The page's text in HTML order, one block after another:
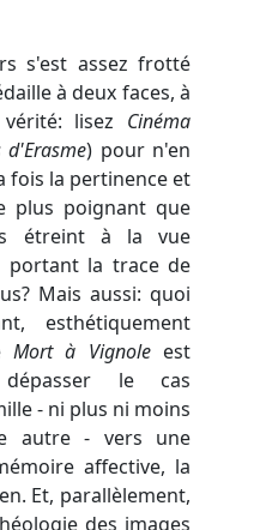
s'est assez frotté
à deux faces, à
lisez Cinéma
d'Erasme) pour n'en
fois la pertinence et
plus poignant que
étreint à la vue
portant la trace de
Mais aussi: quoi
esthétiquement
Mort à Vignoleest
le cas
- ni plus ni moins
autre - vers une
affective, la
Et, parallèlement,
des images